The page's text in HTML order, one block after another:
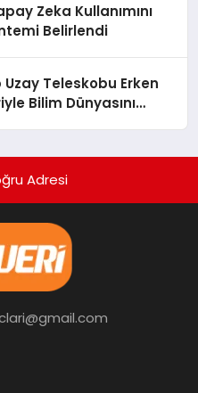
Zeka Kullanımını
Belirlendi
Teleskobu Erken
Bilim Dünyasını
Adresi